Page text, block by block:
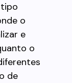
o
e
o
de